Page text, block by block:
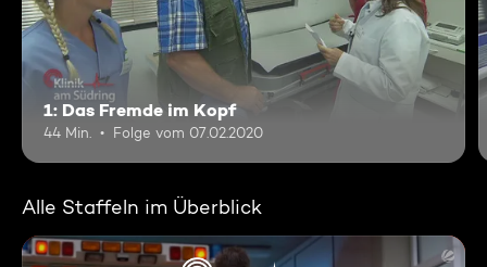
1: Das Fremde im Kopf
44 Min. Folge vom 07.02.2020
Alle Staffeln im Überblick